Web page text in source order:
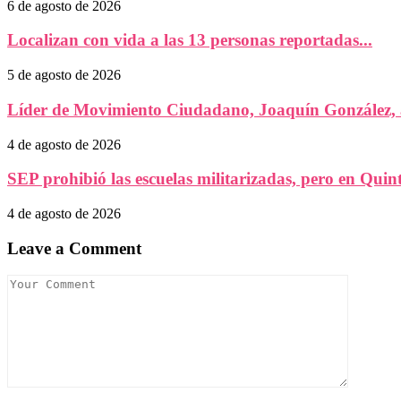
6 de agosto de 2026
Localizan con vida a las 13 personas reportadas...
5 de agosto de 2026
Líder de Movimiento Ciudadano, Joaquín González,
4 de agosto de 2026
SEP prohibió las escuelas militarizadas, pero en
4 de agosto de 2026
Leave a Comment